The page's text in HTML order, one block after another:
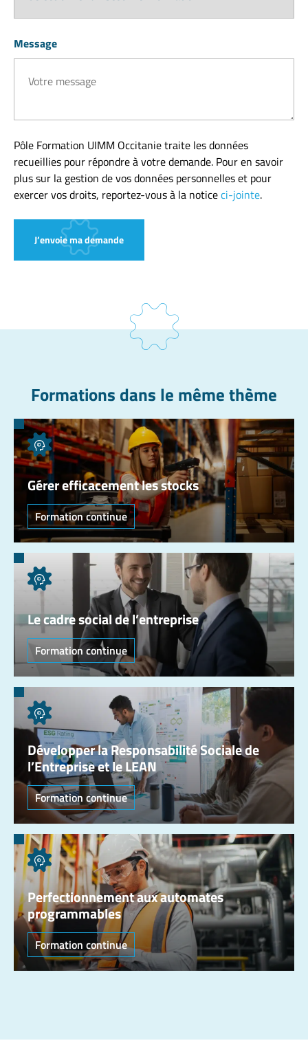
Message
Pôle Formation UIMM Occitanie traite les données
recueillies pour répondre à votre demande. Pour en savoir
plus sur la gestion de vos données personnelles et pour
exercer vos droits, reportez-vous à la noticeci-jointe.
J’envoie ma demande
Formations dans le même thème
Gérer efficacement les stocks
Formation continue
Le cadre social de l’entreprise
Formation continue
Développer la Responsabilité Sociale de
l’Entreprise et le LEAN
Formation continue
Perfectionnement aux automates
programmables
Formation continue